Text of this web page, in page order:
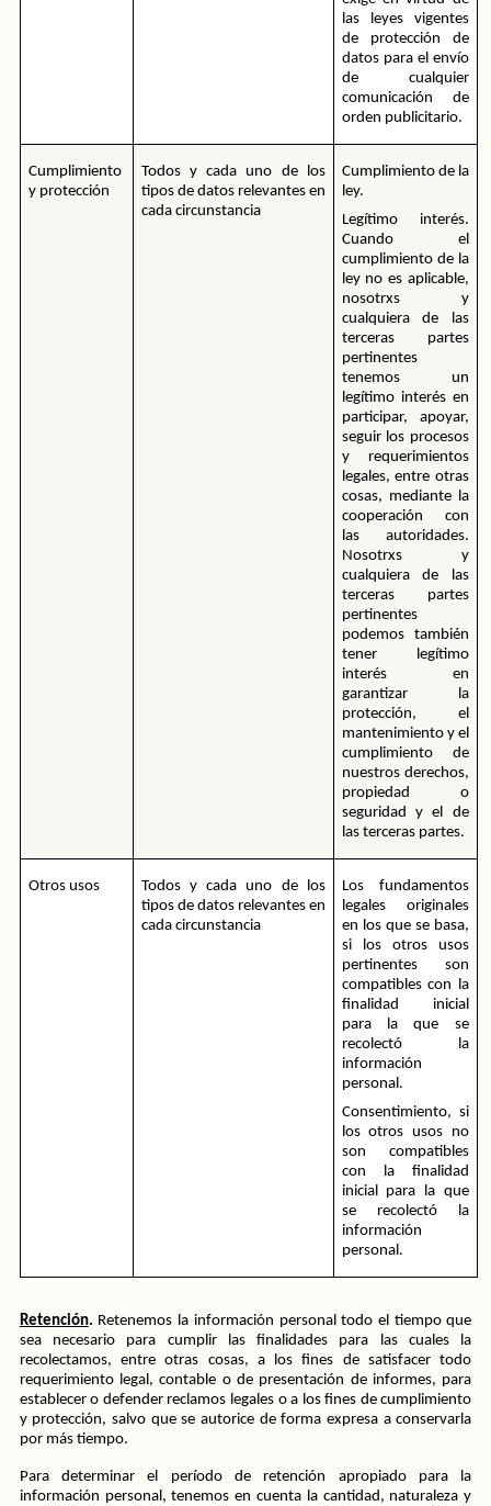
las leyes vigentes
de protección de
datos para el envío
de cualquier
comunicación de
orden publicitario.
Cumplimiento
y protección
Todos y cada uno de los
tipos de datos relevantes en
cada circunstancia
Cumplimiento de la
ley.
Legítimo interés.
Cuando el
cumplimiento de la
ley no es aplicable,
nosotrxs y
cualquiera de las
terceras partes
pertinentes
tenemos un
legítimo interés en
participar, apoyar,
seguir los procesos
y requerimientos
legales, entre otras
cosas, mediante la
cooperación con
las autoridades.
Nosotrxs y
cualquiera de las
terceras partes
pertinentes
podemos también
tener legítimo
interés en
garantizar la
protección, el
mantenimiento y el
cumplimiento de
nuestros derechos,
propiedad o
seguridad y el de
las terceras partes.
Otros usos
Todos y cada uno de los
tipos de datos relevantes en
cada circunstancia
Los fundamentos
legales originales
en los que se basa,
si los otros usos
pertinentes son
compatibles con la
finalidad inicial
para la que se
recolectó la
información
personal.
Consentimiento, si
los otros usos no
son compatibles
con la finalidad
inicial para la que
se recolectó la
información
personal.
Retención. Retenemos la información personal todo el tiempo que
sea necesario para cumplir las finalidades para las cuales la
recolectamos, entre otras cosas, a los fines de satisfacer todo
requerimiento legal, contable o de presentación de informes, para
establecer o defender reclamos legales o a los fines de cumplimiento
y protección, salvo que se autorice de forma expresa a conservarla
por más tiempo.
Para determinar el período de retención apropiado para la
información personal, tenemos en cuenta la cantidad, naturaleza y